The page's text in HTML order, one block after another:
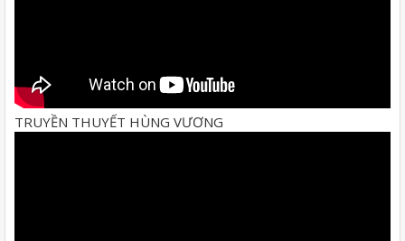
TRUYỀN THUYẾT HÙNG VƯƠNG